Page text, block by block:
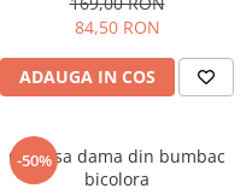
84,50 RON
ADAUGA IN COS
-50%
Camasa dama din bumbac
bicolora